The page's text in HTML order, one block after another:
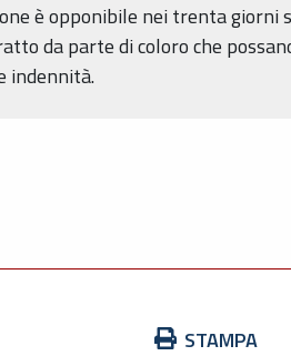
è opponibile nei trenta giorni
da parte di coloro che
indennità.
STAMPA